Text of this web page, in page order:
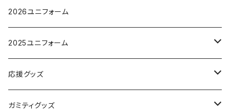
オーセンティックユニフォーム
レプリカユニフォーム
2026ユニフォーム
2025ユニフォーム
オーセンティックユニフォーム
レプリカユニフォーム
応援グッズ
タオルマフラー
ガミティグッズ